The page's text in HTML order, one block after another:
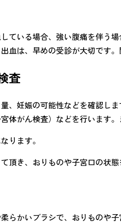
ている場合、強い腹痛を伴う
血は、早めの受診が大切です
査
、妊娠の可能性などを確認し
体がん検査）などを行います
ります。
頂き、おりものや子宮口の状態
らかいブラシで、おりものや子